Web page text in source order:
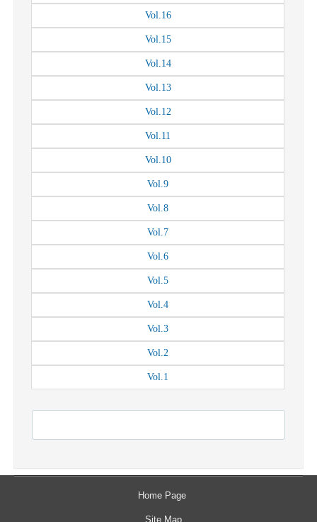
Vol.16
Vol.15
Vol.14
Vol.13
Vol.12
Vol.11
Vol.10
Vol.9
Vol.8
Vol.7
Vol.6
Vol.5
Vol.4
Vol.3
Vol.2
Vol.1
Home Page
Site Map